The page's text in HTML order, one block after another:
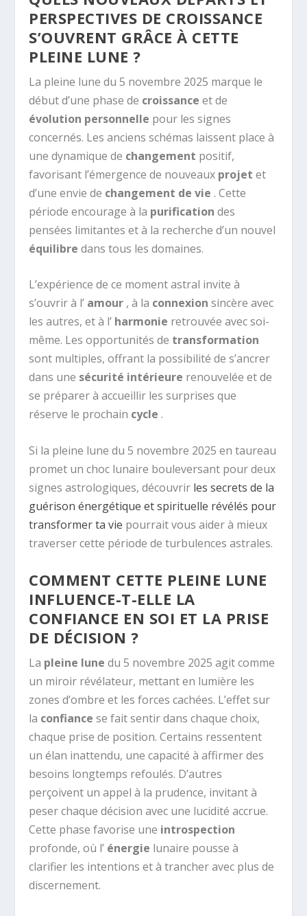
PERSPECTIVES DE CROISSANCE
S’OUVRENT GRÂCE À CETTE
PLEINE LUNE ?
La pleine lune du 5 novembre 2025 marque le
début d’une phase de croissanceet de
évolution personnelle pour les signes
concernés. Les anciens schémas laissent place à
une dynamique de changement positif,
favorisant l’émergence de nouveaux projetet
d’une envie de changement de vie . Cette
période encourage à la purificationdes
pensées limitantes et à la recherche d’un nouvel
équilibredans tous les domaines.
L’expérience de ce moment astral invite à
s’ouvrir à l’ amour , à la connexionsincère avec
les autres, et à l’ harmonie retrouvée avec soi-
même. Les opportunités de transformation
sont multiples, offrant la possibilité de s’ancrer
dans une sécurité intérieure renouvelée et de
se préparer à accueillir les surprises que
réserve le prochain cycle .
Si la pleine lune du 5 novembre 2025 en taureau
promet un choc lunaire bouleversant pour deux
signes astrologiques, découvrir les secrets de la
guérison énergétique et spirituelle révélés pour
transformer ta vie pourrait vous aider à mieux
traverser cette période de turbulences astrales.
COMMENT CETTE PLEINE LUNE
INFLUENCE-T-ELLE LA
CONFIANCE EN SOI ET LA PRISE
DE DÉCISION ?
La pleine lunedu 5 novembre 2025 agit comme
un miroir révélateur, mettant en lumière les
zones d’ombre et les forces cachées. L’effet sur
la confiancese fait sentir dans chaque choix,
chaque prise de position. Certains ressentent
un élan inattendu, une capacité à affirmer des
besoins longtemps refoulés. D’autres
perçoivent un appel à la prudence, invitant à
peser chaque décision avec une lucidité accrue.
Cette phase favorise une introspection
profonde, où l’ énergie lunaire pousse à
clarifier les intentions et à trancher avec plus de
discernement.